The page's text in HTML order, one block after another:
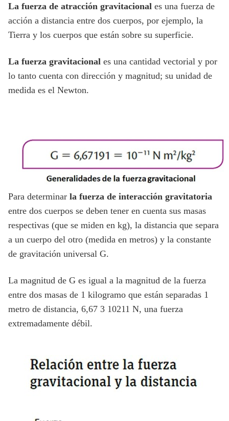
La fuerza de atracción gravitacional es una fuerza de
acción a distancia entre dos cuerpos, por ejemplo, la
Tierra y los cuerpos que están sobre su superficie.
La fuerza gravitacional es una cantidad vectorial y por
lo tanto cuenta con dirección y magnitud; su unidad de
medida es el Newton.
Para determinar la fuerza de interacción gravitatoria
entre dos cuerpos se deben tener en cuenta sus masas
respectivas (que se miden en kg), la distancia que separa
a un cuerpo del otro (medida en metros) y la constante
de gravitación universal G.
La magnitud de G es igual a la magnitud de la fuerza
entre dos masas de 1 kilogramo que están separadas 1
metro de distancia, 6,67 3 10211 N, una fuerza
extremadamente débil.